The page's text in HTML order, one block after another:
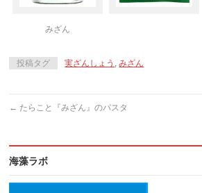
みざん
投稿タグ 実ざんしょう ,みざん
← たらこと『みざん』のパスタ
海藻ラボ